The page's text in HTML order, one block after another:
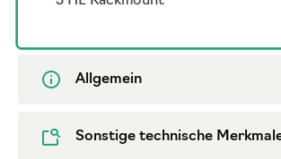
Allgemein
Sonstige technische